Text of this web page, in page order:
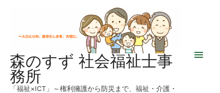
森のすず 社会福祉士事
務所
「福祉×ICT」～権利擁護から防災まで、福祉・介護・
メ